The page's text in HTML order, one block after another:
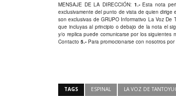
MENSAJE DE LA DIRECCIÓN: 1.-Esta nota
exclusivamente del punto de vista de quien
son exclusivas de GRUPO Informativo La Voz De
que incluyas al principio o debajo de la nota el
y/o replica puede comunicarse por los siguientes
Contacto 5.- Para promocionarse con nosotros
TAGS ESPINAL LA VOZ DE